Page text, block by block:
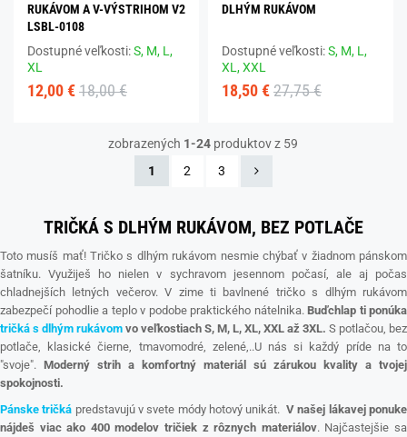
RUKÁVOM A V-VÝSTRIHOM V2
LSBL-0108
Dostupné veľkosti:S, M, L,
XL
12,00 € 18,00 €
DLHÝM RUKÁVOM
Dostupné veľkosti:S, M, L,
XL,XXL
18,50 € 27,75 €
zobrazených 1-24 produktov z 59
1
2 3
TRIČKÁ S DLHÝM RUKÁVOM, BEZ POTLAČE
Toto musíš mať! Tričko s dlhým rukávom nesmie chýbať v žiadnom pánskom
šatníku. Využiješ ho nielen v sychravom jesennom počasí, ale aj počas
chladnejších letných večerov. V zime ti bavlnené tričko s dlhým rukávom
zabezpečí pohodlie a teplo v podobe praktického nátelnika. Buďchlap ti ponúka
tričká s dlhým rukávom vo veľkostiach S, M, L, XL, XXL až 3XL. S potlačou, bez
potlače, klasické čierne, tmavomodré, zelené,..U nás si každý príde na to
"svoje". Moderný strih a komfortný materiál sú zárukou kvality a tvojej
spokojnosti.
Pánske tričká predstavujú v svete módy hotový unikát. V našej lákavej ponuke
nájdeš viac ako 400 modelov tričiek z rôznych materiálov. Najčastejšie sa